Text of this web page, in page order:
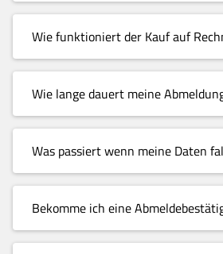
Wie funktioniert der Kauf auf
Wie lange dauert meine
Was passiert wenn meine Daten
Bekomme ich eine